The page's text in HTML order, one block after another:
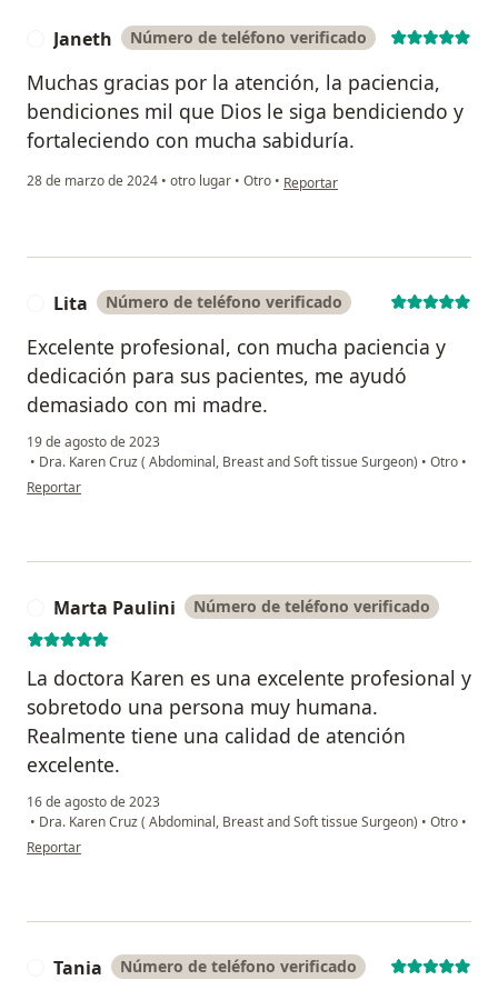
Janeth Número de teléfono verificado
Muchas gracias por la atención, la paciencia,
bendiciones mil que Dios le siga bendiciendo y
fortaleciendo con mucha sabiduría.
28 de marzo de 2024 • otro lugar • Otro • en opinión del usuario Janeth
Reportar
Lita Número de teléfono verificado
Excelente profesional, con mucha paciencia y
dedicación para sus pacientes, me ayudó
demasiado con mi madre.
19 de agosto de 2023
• Dra. Karen Cruz ( Abdominal, Breast and Soft tissue Surgeon) • Otro •
en opinión del usuario Lita
Reportar
Marta Paulini Número de teléfono verificado
La doctora Karen es una excelente profesional y
sobretodo una persona muy humana.
Realmente tiene una calidad de atención
excelente.
16 de agosto de 2023
• Dra. Karen Cruz ( Abdominal, Breast and Soft tissue Surgeon) • Otro •
en opinión del usuario Marta Paulini
Reportar
Tania Número de teléfono verificado